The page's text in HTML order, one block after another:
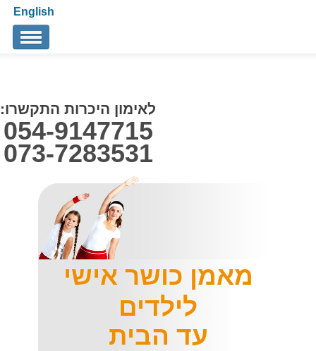
צור קשר
English
לאימון היכרות התקשרו:
054-9147715
073-7283531
מאמן כושר אישי
לילדים
עד הבית